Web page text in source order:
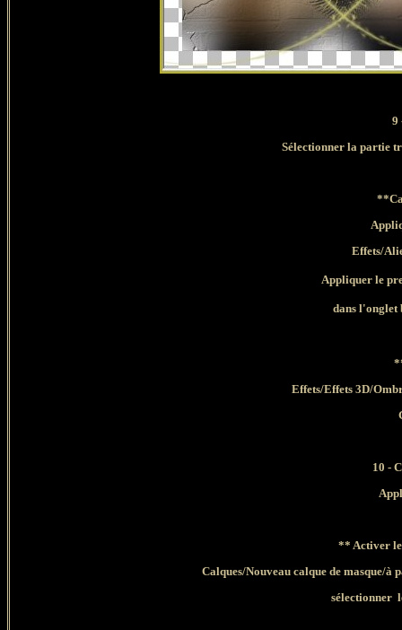
9
Sélectionner la partie
Effets/
Appliquer le
dans l'onglet
Effets/Effets 3D/
10 -
** Activer
Calques/Nouveau calque de masque/
sélectionner